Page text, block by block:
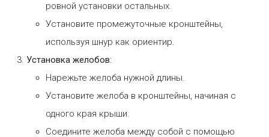
ровной установки остальных.
Установите промежуточные кронштейны,
используя шнур как ориентир.
Установка желобов:
Нарежьте желоба нужной длины.
Установите желоба в кронштейны, начиная с
одного края крыши.
Соедините желоба между собой с помощью